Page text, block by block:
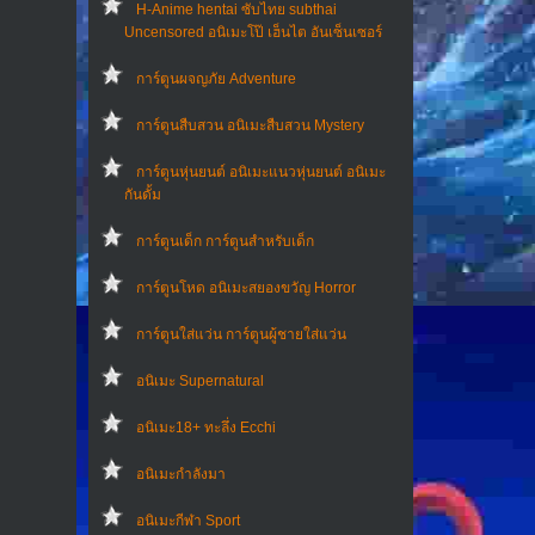
H-Anime hentai ซับไทย subthai
Uncensored อนิเมะโป๊ เฮ็นไต อันเซ็นเซอร์
การ์ตูนผจญภัย Adventure
การ์ตูนสืบสวน อนิเมะสืบสวน Mystery
การ์ตูนหุ่นยนต์ อนิเมะแนวหุ่นยนต์ อนิเมะ
กันดั้ม
การ์ตูนเด็ก การ์ตูนสำหรับเด็ก
การ์ตูนโหด อนิเมะสยองขวัญ Horror
การ์ตูนใส่แว่น การ์ตูนผู้ชายใส่แว่น
อนิเมะ Supernatural
อนิเมะ18+ ทะลึ่ง Ecchi
อนิเมะกำลังมา
อนิเมะกีฬา Sport